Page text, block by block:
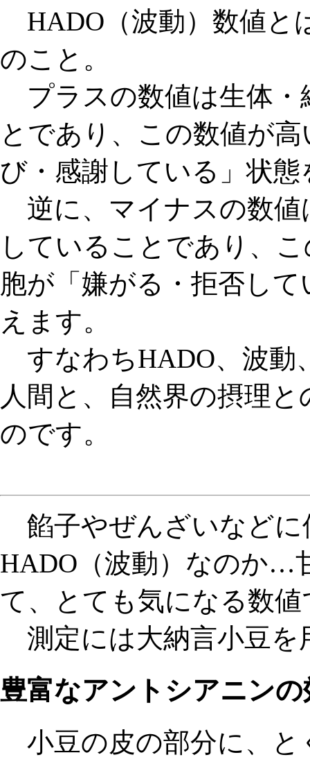
HADO（波動）数値と
のこと。
プラスの数値は生体・
とであり、この数値が
び・感謝している」状
逆に、マイナスの数値
していることであり、
胞が「嫌がる・拒否し
えます。
すなわちHADO、波動
人間と、自然界の摂理
のです。
餡子やぜんざいなどに
HADO（波動）なのか…
て、とても気になる数
測定には大納言小豆を
豊富なアントシアニンの
小豆の皮の部分に、と